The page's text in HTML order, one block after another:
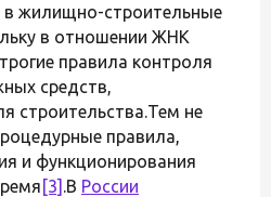
в жилищно-строительные
в отношении ЖНК
правила контроля
средств,
строительства.Тем не
правила,
и функционирования
[3] .В России